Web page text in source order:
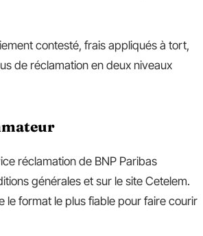
contesté, frais appliqués à tort,
de réclamation en deux niveaux
réclamation de BNP Paribas
générales et sur le site Cetelem.
format le plus fiable pour faire courir